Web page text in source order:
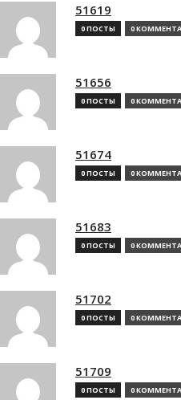
51619
0 ПОСТЫ 0
51656
0 ПОСТЫ 0
51674
0 ПОСТЫ 0
51683
0 ПОСТЫ 0
51702
0 ПОСТЫ 0
51709
0 ПОСТЫ 0